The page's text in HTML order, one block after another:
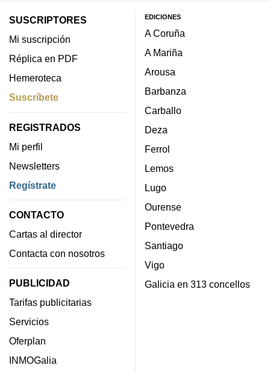
SUSCRIPTORES
Mi suscripción
Réplica en PDF
Hemeroteca
Suscríbete
REGISTRADOS
Mi perfil
Newsletters
Regístrate
CONTACTO
Cartas al director
Contacta con nosotros
PUBLICIDAD
Tarifas publicitarias
Servicios
Oferplan
INMOGalia
EDICIONES
A Coruña
A Mariña
Arousa
Barbanza
Carballo
Deza
Ferrol
Lemos
Lugo
Ourense
Pontevedra
Santiago
Vigo
Galicia en 313 concellos